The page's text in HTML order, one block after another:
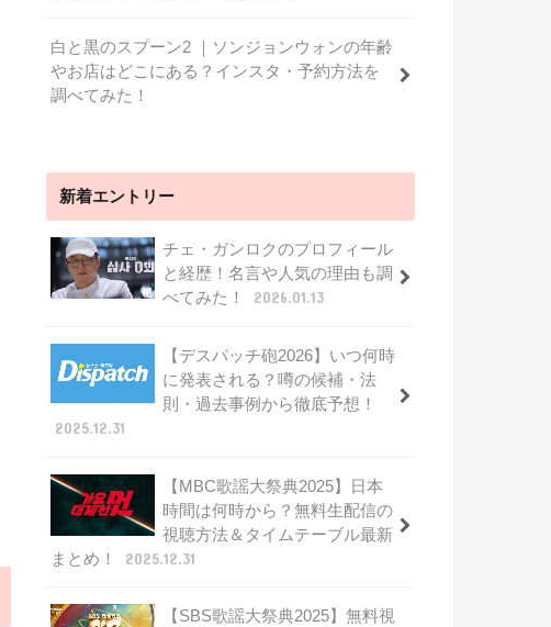
白と黒のスプーン2 ｜ソンジョンウォンの年齢
やお店はどこにある？インスタ・予約方法を
調べてみた！
新着エントリー
チェ・ガンロクのプロフィール
と経歴！名言や人気の理由も調
べてみた！
2026.01.13
【デスパッチ砲2026】いつ何時
に発表される？噂の候補・法
則・過去事例から徹底予想！
2025.12.31
【MBC歌謡大祭典2025】日本
時間は何時から？無料生配信の
視聴方法＆タイムテーブル最新
まとめ！
2025.12.31
【SBS歌謡大祭典2025】無料視